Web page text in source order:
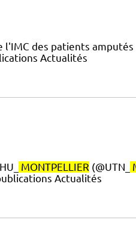
l'IMC des patients amputés
Actualités
MONTPELLIER (@UTN_
Actualités